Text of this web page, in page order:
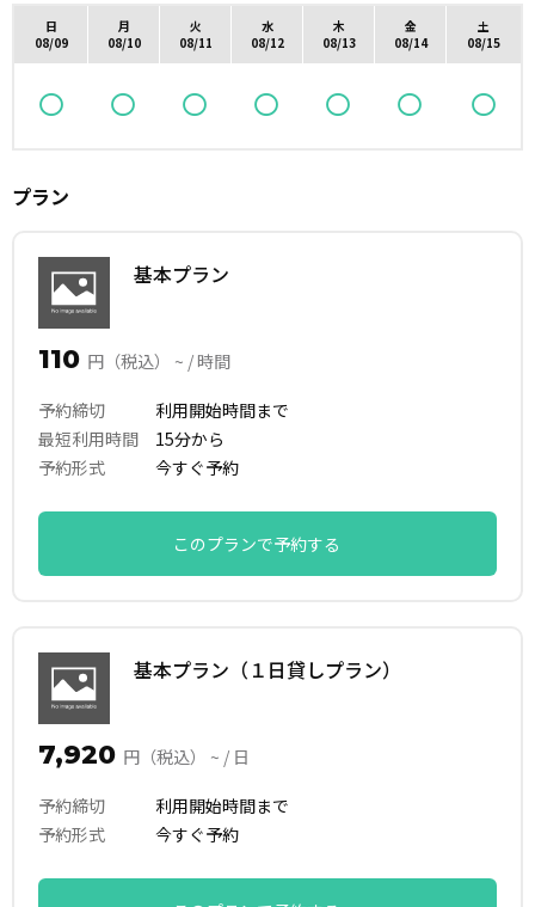
日
08/09
月
08/10
火
08/11
水
08/12
木
08/13
金
08/14
土
08/15
プラン
基本プラン
110 円（税込） ~ / 時間
予約締切 利用開始時間まで
最短利用時間 15分から
予約形式 今すぐ予約
このプランで予約する
基本プラン（１日貸しプラン）
7,920 円（税込） ~ / 日
予約締切 利用開始時間まで
予約形式 今すぐ予約